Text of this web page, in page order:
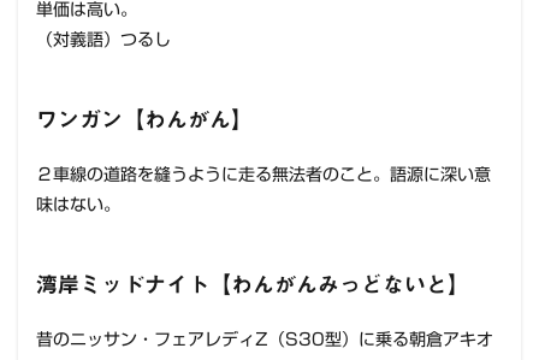
単価は高い。
（対義語）つるし
ワンガン【わんがん】
２車線の道路を縫うように走る無法者のこと。語源に深い意
味はない。
湾岸ミッドナイト【わんがんみっどないと】
昔のニッサン・フェアレディZ（S30型）に乗る朝倉アキオ